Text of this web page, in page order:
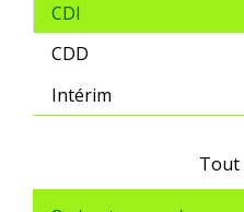
CDI
CDD
Intérim
Tout